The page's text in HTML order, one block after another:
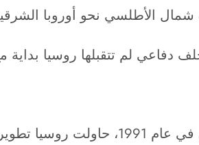
الأطلسي نحو أوروبا
لم تتقبلها روسيا بداية